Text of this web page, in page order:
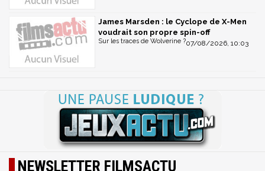
James Marsden : le Cyclope de X-Men
voudrait son propre spin-off
07/08/2026, 10:03
Sur les traces de Wolverine ?
NEWSLETTER FILMSACTU